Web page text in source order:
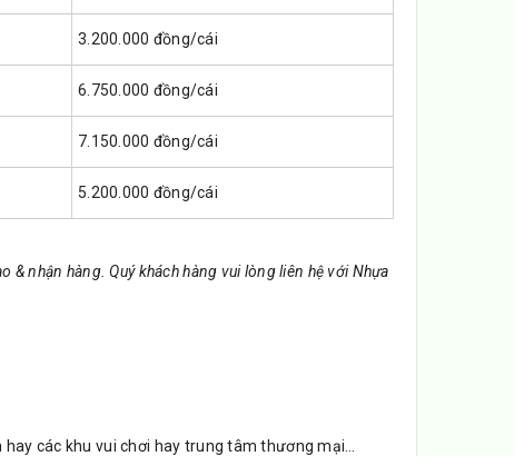
3.200.000 đồng/cái
6.750.000 đồng/cái
7.150.000 đồng/cái
5.200.000 đồng/cái
& nhận hàng. Quý khách hàng vui lòng liên hệ với Nhựa
các khu vui chơi hay trung tâm thương mại…